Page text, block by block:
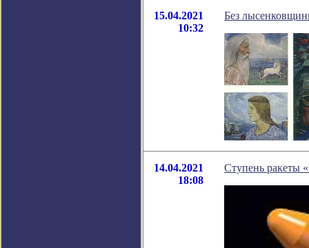
15.04.2021
10:32
Без
14.04.2021
18:08
Ступень ракеты